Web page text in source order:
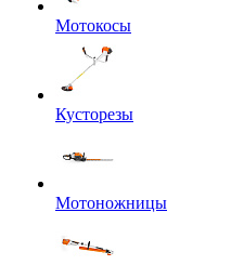
Мотокосы
Кусторезы
Мотоножницы